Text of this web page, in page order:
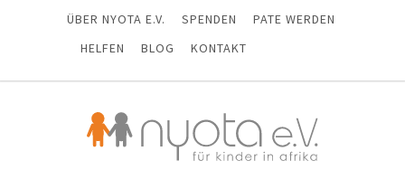
ÜBER NYOTA E.V. SPENDEN
PATE WERDEN
HELFEN
BLOG KONTAKT